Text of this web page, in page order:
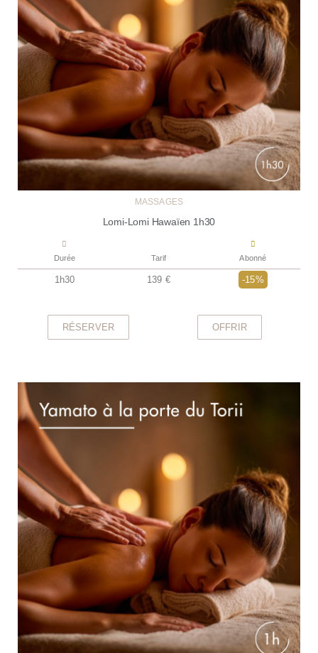
MASSAGES
Lomi-Lomi Hawaïen 1h30
Durée Tarif Abonné
1h30 139 € -15%
RÉSERVER OFFRIR